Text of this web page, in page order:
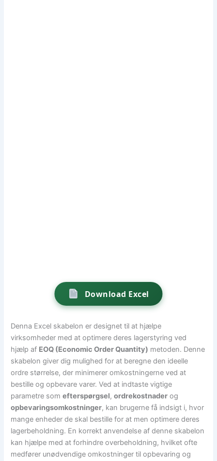
Download Excel
Denna Excel skabelon er designet til at hjælpe
virksomheder med at optimere deres lagerstyring ved
hjælp af EOQ (Economic Order Quantity) metoden. Denne
skabelon giver dig mulighed for at beregne den ideelle
ordre størrelse, der minimerer omkostningerne ved at
bestille og opbevare varer. Ved at indtaste vigtige
parametre somefterspørgsel,ordrekostnader og
opbevaringsomkostninger, kan brugerne få indsigt i, hvor
mange enheder de skal bestille for at men optimere deres
lagerbeholdning. En korrekt anvendelse af denne skabelon
kan hjælpe med at forhindre overbeholdning, hvilket ofte
medfører unødvendige omkostninger til opbevaring og